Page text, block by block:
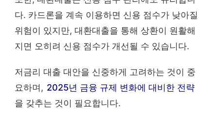
다. 카드론을 계속 이용하면 신용 점수가 낮아질
위험이 있지만, 대환대출을 통해 상환이 원활해
지면 오히려 신용 점수가 개선될 수 있습니다.
저금리 대출 대안을 신중하게 고려하는 것이 중
요하며, 2025년 금융 규제 변화에 대비한 전략
을 갖추는 것이 필요합니다.